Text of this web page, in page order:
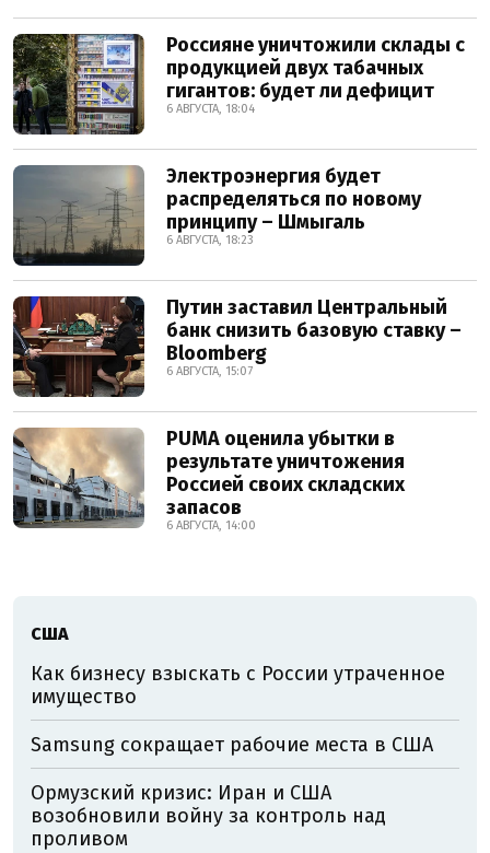
Россияне уничтожили склады с
продукцией двух табачных
гигантов: будет ли дефицит
6 АВГУСТА, 18:04
Электроэнергия будет
распределяться по новому
принципу – Шмыгаль
6 АВГУСТА, 18:23
Путин заставил Центральный
банк снизить базовую ставку –
Bloomberg
6 АВГУСТА, 15:07
PUMA оценила убытки в
результате уничтожения
Россией своих складских
запасов
6 АВГУСТА, 14:00
США
Как бизнесу взыскать с России утраченное
имущество
Samsung сокращает рабочие места в США
Ормузский кризис: Иран и США
возобновили войну за контроль над
проливом